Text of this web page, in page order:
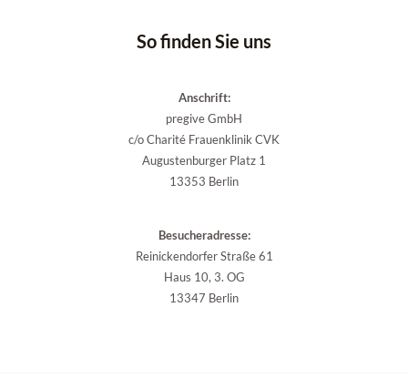
So finden Sie uns
Anschrift:
pregive GmbH
c/o Charité Frauenklinik CVK
Augustenburger Platz 1
13353 Berlin
Besucheradresse:
Reinickendorfer Straße 61
Haus 10, 3. OG
13347 Berlin